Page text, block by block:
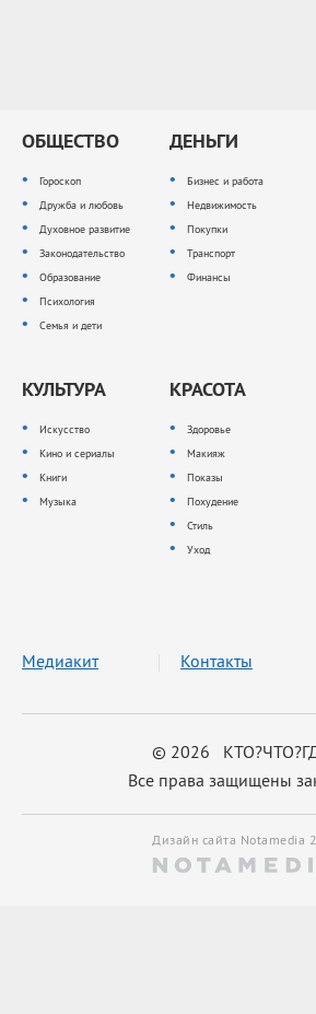
ОБЩЕСТВО
Гороскоп
Дружба и любовь
Духовное развитие
Законодательство
Образование
Психология
Семья и дети
ДЕНЬГИ
Бизнес и работа
Недвижимость
Покупки
Транспорт
Финансы
КУЛЬТУРА
Искусство
Кино и сериалы
Книги
Музыка
КРАСОТА
Здоровье
Макияж
Показы
Похудение
Стиль
Уход
© 2026
Все права защищены
Медиакит Контакты
Дизайн сайта Notamedia